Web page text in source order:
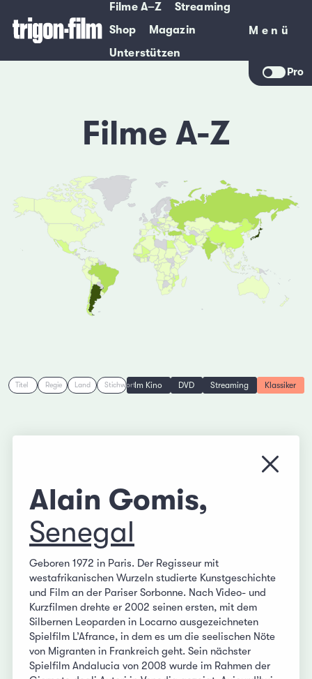
Filme A–Z
Streaming
Shop
Magazin
Unterstützen
Menü
Menü
Pro
Filme A-Z
Titel Regie Land StichwortIm Kino DVD Streaming Klassiker
Menü
Alain Gomis,
Senegal
Geboren 1972 in Paris. Der Regisseur mit
westafrikanischen Wurzeln studierte Kunstgeschichte
und Film an der Pariser Sorbonne. Nach Video- und
Kurzfilmen drehte er 2002 seinen ersten, mit dem
Silbernen Leoparden in Locarno ausgezeichneten
Spielfilm L’Afrance, in dem es um die seelischen Nöte
von Migranten in Frankreich geht. Sein nächster
Spielfilm Andalucia von 2008 wurde im Rahmen der